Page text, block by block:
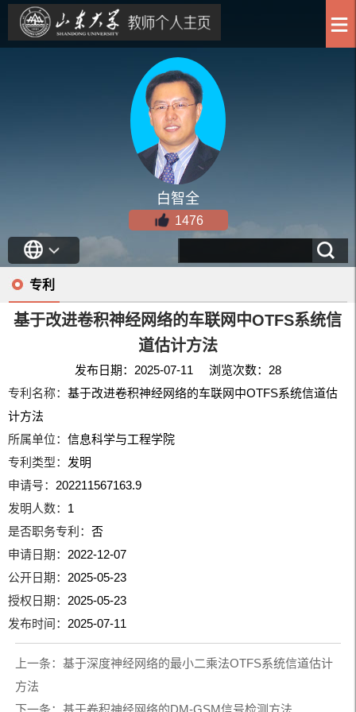
白智全
1476
专利
基于改进卷积神经网络的车联网中OTFS系统信
道估计方法
发布日期：2025-07-11 浏览次数： 28
专利名称：基于改进卷积神经网络的车联网中OTFS系统信道估
计方法
所属单位：信息科学与工程学院
专利类型： 发明
申请号： 202211567163.9
发明人数： 1
是否职务专利：否
申请日期： 2022-12-07
公开日期： 2025-05-23
授权日期： 2025-05-23
发布时间： 2025-07-11
上一条： 基于深度神经网络的最小二乘法OTFS系统信道估计
方法
下一条： 基于卷积神经网络的DM-GSM信号检测方法